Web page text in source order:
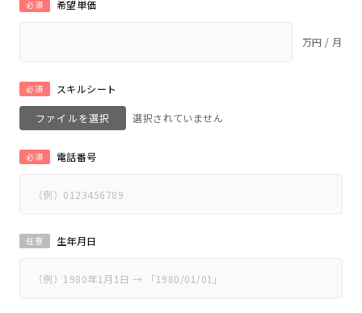
希望単価
必須
万円 / 月
スキルシート
必須
ファイルを選択
電話番号
必須
生年月日
任意